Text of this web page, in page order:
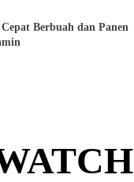
Berbuah dan Panen